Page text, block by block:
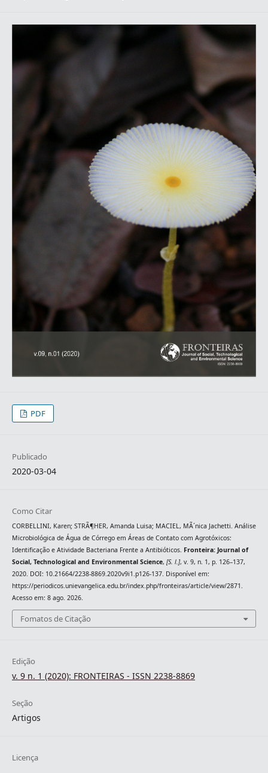
PDF
Publicado
2020-03-04
Como Citar
CORBELLINI, Karen; STRÃ¶HER, Amanda Luisa; MACIEL, MÃ´nica Jachetti. Análise
Microbiológica de Água de Córrego em Áreas de Contato com Agrotóxicos:
Identificação e Atividade Bacteriana Frente a Antibióticos. Fronteira: Journal of
Social, Technological and Environmental Science, [S. l.], v. 9, n. 1, p. 126–137,
2020. DOI: 10.21664/2238-8869.2020v9i1.p126-137. Disponível em:
https://periodicos.unievangelica.edu.br/index.php/fronteiras/article/view/2871.
Acesso em: 8 ago. 2026.
Fomatos de Citação
Edição
v. 9 n. 1 (2020): FRONTEIRAS - ISSN 2238-8869
Seção
Artigos
Licença